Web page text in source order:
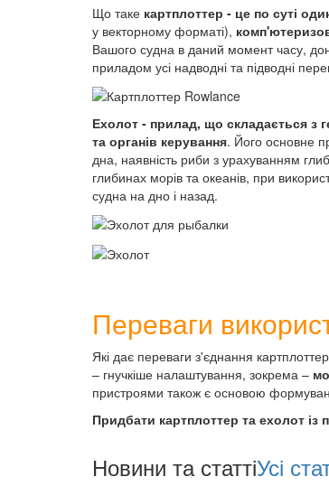
Що таке картплоттер - це по суті
у векторному форматі),
Вашого судна в даний момент часу,
приладом усі надводні та підводні
Ехолот - прилад, що складається з
та органів керування. Його основне
дна, наявність риби з урахуванням
глибинах морів та океанів, при
судна на дно і назад.
Переваги
Які дає переваги з'єднання
– гнучкіше налаштування, зокрема –
пристроями також є основою
Придбати картплоттер та ехолот
Новини та статтіУсі